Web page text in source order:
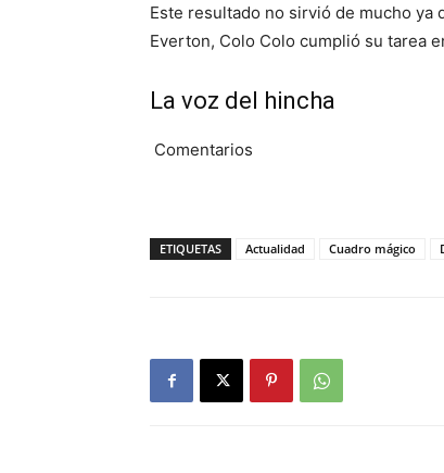
Este resultado no sirvió de mucho ya
Everton, Colo Colo cumplió su tarea
La voz del hincha
Comentarios
ETIQUETAS Actualidad Cuadro mágico